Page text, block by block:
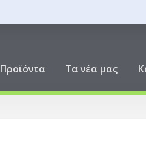
Προϊόντα Τα νέα μας